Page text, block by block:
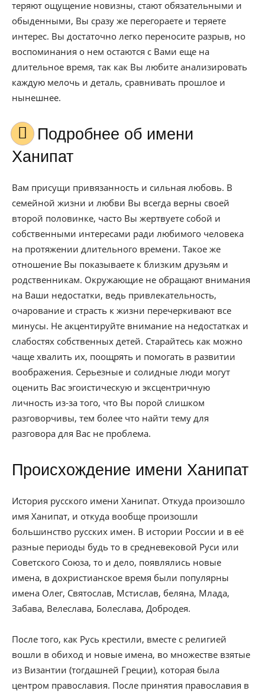
теряют ощущение новизны, стают обязательными и
обыденными, Вы сразу же перегораете и теряете
интерес. Вы достаточно легко переносите разрыв, но
воспоминания о нем остаются с Вами еще на
длительное время, так как Вы любите анализировать
каждую мелочь и деталь, сравнивать прошлое и
нынешнее.
Подробнее об имени
Ханипат
Вам присущи привязанность и сильная любовь. В
семейной жизни и любви Вы всегда верны своей
второй половинке, часто Вы жертвуете собой и
собственными интересами ради любимого человека
на протяжении длительного времени. Такое же
отношение Вы показываете к близким друзьям и
родственникам. Окружающие не обращают внимания
на Ваши недостатки, ведь привлекательность,
очарование и страсть к жизни перечеркивают все
минусы. Не акцентируйте внимание на недостатках и
слабостях собственных детей. Старайтесь как можно
чаще хвалить их, поощрять и помогать в развитии
воображения. Серьезные и солидные люди могут
оценить Вас эгоистическую и эксцентричную
личность из-за того, что Вы порой слишком
разговорчивы, тем более что найти тему для
разговора для Вас не проблема.
Происхождение имени Ханипат
История русского имени Ханипат. Откуда произошло
имя Ханипат, и откуда вообще произошли
большинство русских имен. В истории России и в её
разные периоды будь то в средневековой Руси или
Советского Союза, то и дело, появлялись новые
имена, в дохристианское время были популярны
имена Олег, Святослав, Мстислав, беляна, Млада,
Забава, Велеслава, Болеслава, Добродея.
После того, как Русь крестили, вместе с религией
вошли в обиход и новые имена, во множестве взятые
из Византии (тогдашней Греции), которая была
центром православия. После принятия православия в